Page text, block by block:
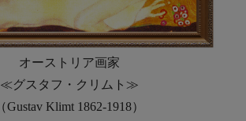
オーストリア画家
≪グスタフ・クリムト≫
（Gustav Klimt 1862-1918）